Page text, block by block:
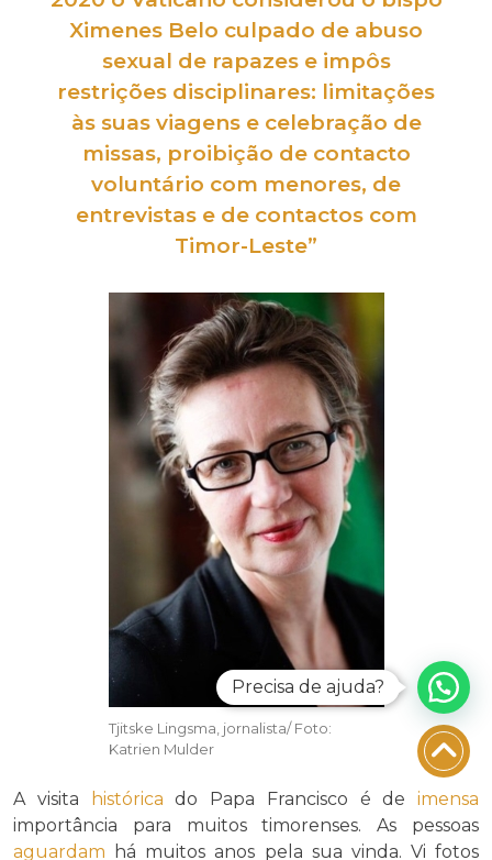
Ximenes Belo culpado de abuso
sexual de rapazes e impôs
restrições disciplinares: limitações
às suas viagens e celebração de
missas, proibição de contacto
voluntário com menores, de
entrevistas e de contactos com
Timor-Leste”
Tjitske Lingsma, jornalista/ Foto:
Katrien Mulder
A visita histórica do Papa Francisco é de imensa
importância para muitos timorenses. As pessoas
aguardam há muitos anos pela sua vinda. Vi fotos
Precisa de ajuda?